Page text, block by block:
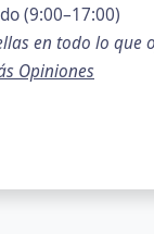
(9:00–17:00)
en todo lo que
Opiniones